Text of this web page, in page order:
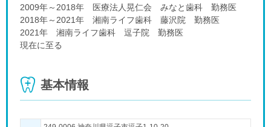
2009年～2018年 医療法人晃仁会 みなと歯科 勤務医
2018年～2021年 湘南ライフ歯科 藤沢院 勤務医
2021年 湘南ライフ歯科 逗子院 勤務医
現在に至る
基本情報